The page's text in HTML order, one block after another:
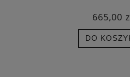
665,00
DO